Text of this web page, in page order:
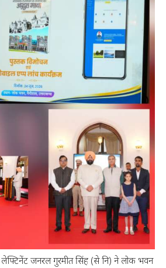
जनरल गुरमीत सिंह (से नि) ने लोक भवन